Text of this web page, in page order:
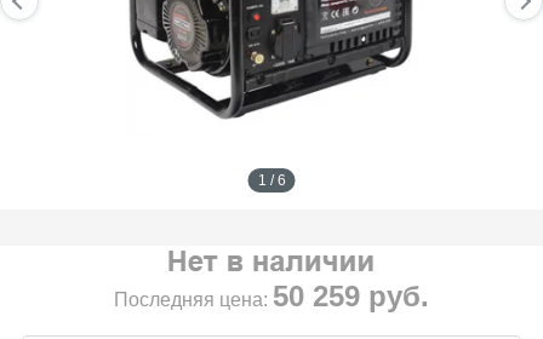
1 / 6
Последняя цена: 50 259 руб.